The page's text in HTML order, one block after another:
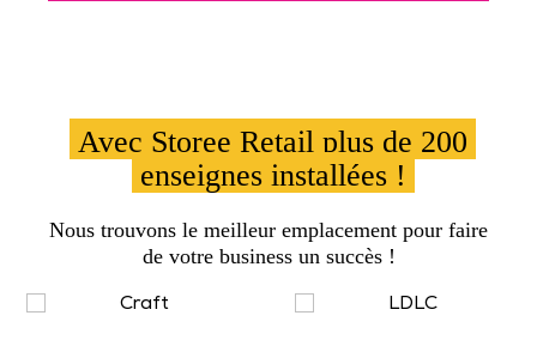
Avec Storee Retail plus de 200
enseignes installées !
Nous trouvons le meilleur emplacement pour faire
de votre business un succès !